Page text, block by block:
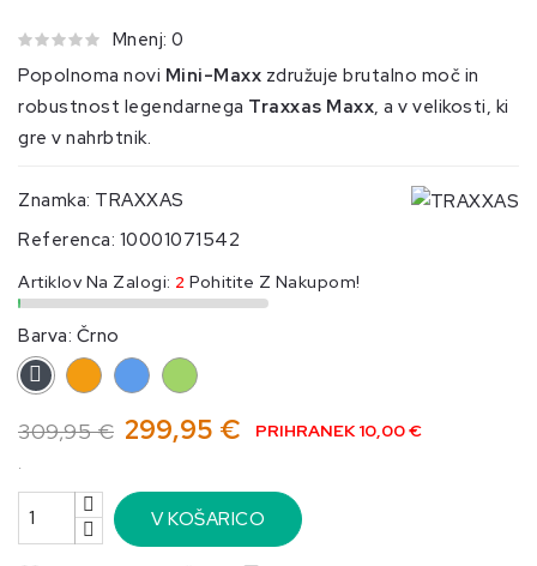
Mnenj: 0
Popolnoma novi Mini-Maxx združuje brutalno moč in
robustnost legendarnega Traxxas Maxx, a v velikosti, ki
gre v nahrbtnik.
Znamka: TRAXXAS
Referenca: 10001071542
Artiklov Na Zalogi: 2 Pohitite Z Nakupom!
Barva: Črno
Črno OranžnoModroZeleno
309,95 € 299,95 € PRIHRANEK 10,00 €
.
V KOŠARICO